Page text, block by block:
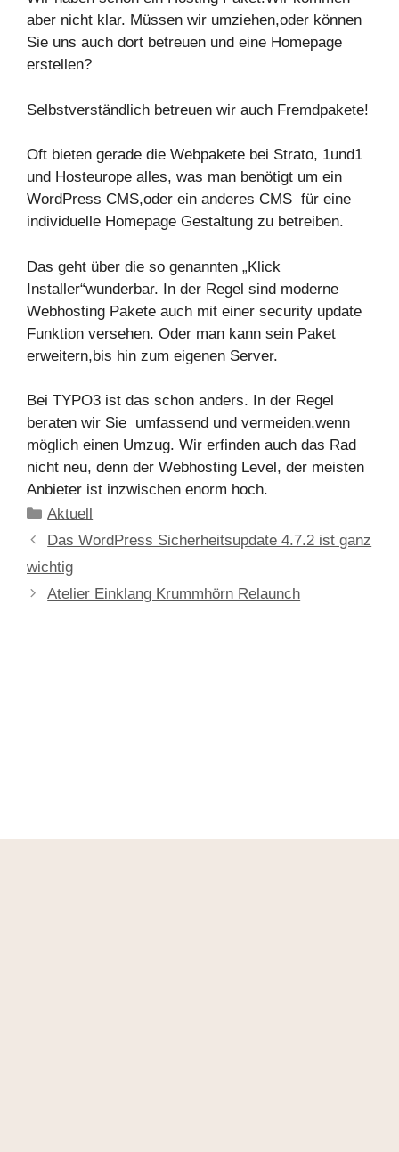
aber nicht klar. Müssen wir umziehen,oder können
Sie uns auch dort betreuen und eine Homepage
erstellen?
Selbstverständlich betreuen wir auch Fremdpakete!
Oft bieten gerade die Webpakete bei Strato, 1und1
und Hosteurope alles, was man benötigt um ein
WordPress CMS,oder ein anderes CMS für eine
individuelle Homepage Gestaltung zu betreiben.
Das geht über die so genannten „Klick
Installer“wunderbar. In der Regel sind moderne
Webhosting Pakete auch mit einer security update
Funktion versehen. Oder man kann sein Paket
erweitern,bis hin zum eigenen Server.
Bei TYPO3 ist das schon anders. In der Regel
beraten wir Sie umfassend und vermeiden,wenn
möglich einen Umzug. Wir erfinden auch das Rad
nicht neu, denn der Webhosting Level, der meisten
Anbieter ist inzwischen enorm hoch.
Aktuell
Das WordPress Sicherheitsupdate 4.7.2 ist ganz
wichtig
Atelier Einklang Krummhörn Relaunch